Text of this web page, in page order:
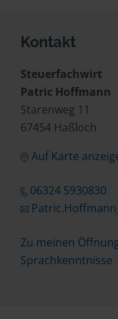
Kontakt
Steuerfachwirt
Patric Hoffmann
Starenweg 11
67454 Haßloch
Auf Karte
06324 5930830
Zu meinen
Sprachkenntnisse